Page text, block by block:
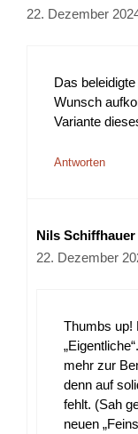
22. Dezember
Das
Wunsch
Variante
Antworten
Nils Schiffhauer
22. Dezember
Thumbs up!
mehr zur
denn auf
fehlt. (Sah
neuen